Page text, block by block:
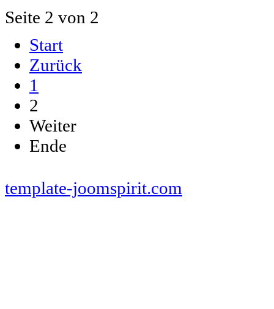
Seite 2 von 2
Start
Zurück
1
2
Weiter
Ende
template-joomspirit.com